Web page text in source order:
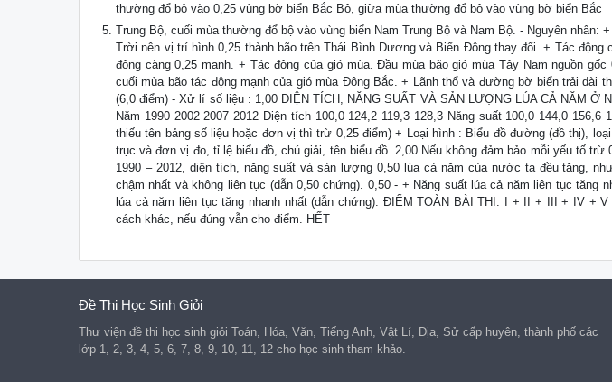
thường đổ bộ vào 0,25 vùng bờ biển Bắc Bộ, giữa mùa thường đổ bộ vào vùng bờ biển Bắc
Trung Bộ, cuối mùa thường đổ bộ vào vùng biển Nam Trung Bộ và Nam Bộ. - Nguyên nhân:
Trời nên vị trí hình 0,25 thành bão trên Thái Bình Dương và Biển Đông thay đổi. + Tác
động càng 0,25 mạnh. + Tác động của gió mùa. Đầu mùa bão gió mùa Tây Nam nguồn
cuối mùa bão tác động mạnh của gió mùa Đông Bắc. + Lãnh thổ và đường bờ biển trải dài
(6,0 điểm) - Xử lí số liệu : 1,00 DIỆN TÍCH, NĂNG SUẤT VÀ SẢN LƯỢNG LÚA CẢ NĂM Ở
Năm 1990 2002 2007 2012 Diện tích 100,0 124,2 119,3 128,3 Năng suất 100,0 144,0 156,6
thiếu tên bảng số liệu hoặc đơn vị thì trừ 0,25 điểm) + Loại hình : Biểu đồ đường (đồ thị),
trục và đơn vị đo, tỉ lệ biểu đồ, chú giải, tên biểu đồ. 2,00 Nếu không đảm bảo mỗi yếu tố trừ
1990 – 2012, diện tích, năng suất và sản lượng 0,50 lúa cả năm của nước ta đều tăng,
chậm nhất và không liên tục (dẫn 0,50 chứng). 0,50 - + Năng suất lúa cả năm liên tục tăng
lúa cả năm liên tục tăng nhanh nhất (dẫn chứng). ĐIỂM TOÀN BÀI THI: I + II + III + IV +
cách khác, nếu đúng vẫn cho điểm. HẾT
Đề Thi Học Sinh Giỏi
Thư viện đề thi học sinh giỏi Toán, Hóa, Văn, Tiếng Anh, Vật Lí, Địa, Sử cấp huyên, thành phố các
lớp 1, 2, 3, 4, 5, 6, 7, 8, 9, 10, 11, 12 cho học sinh tham khảo.